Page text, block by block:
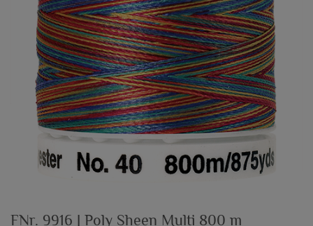
FNr. 9916 | Poly Sheen Multi 800 m